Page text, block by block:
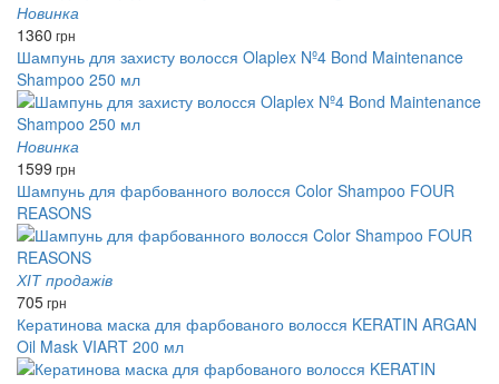
Новинка
1360 грн
Шампунь для захисту волосся Olaplex Nº4 Bond Maintenance
Shampoo 250 мл
Новинка
1599 грн
Шампунь для фарбованного волосся Color Shampoo FOUR
REASONS
ХІТ продажів
705грн
Кератинова маска для фарбованого волосся KERATIN ARGAN
Oil Mask VIART 200 мл